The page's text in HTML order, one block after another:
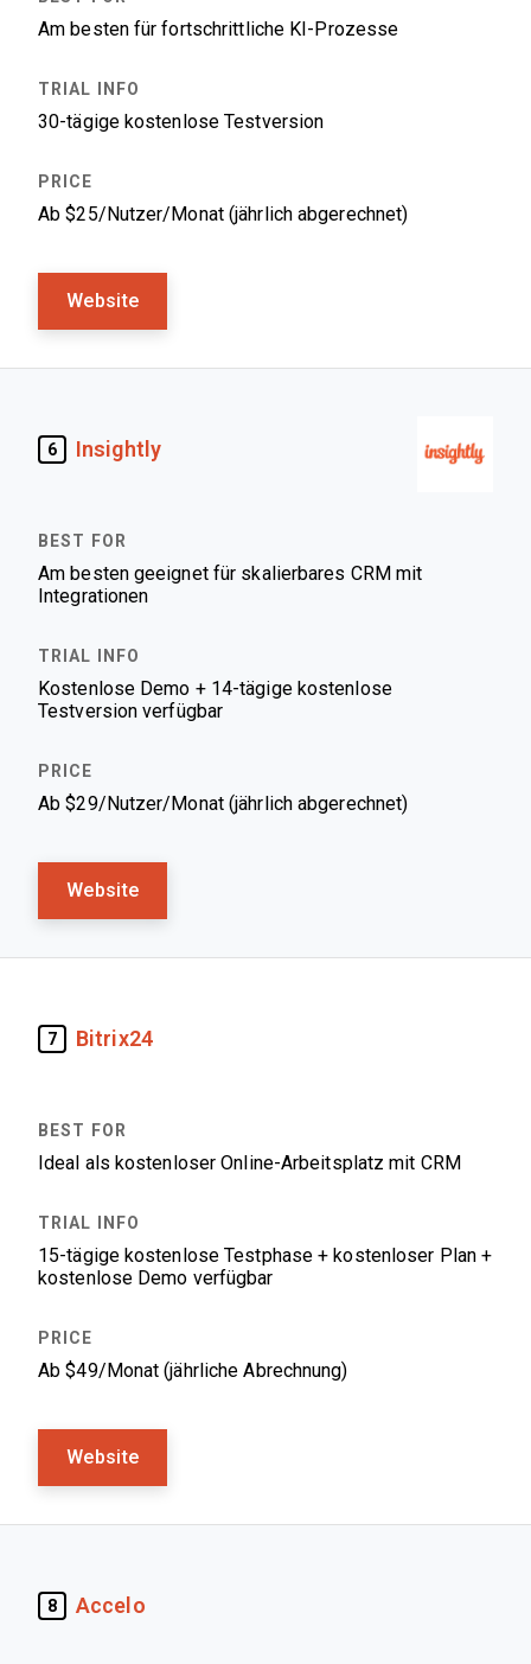
Am besten für fortschrittliche KI-Prozesse
30-tägige kostenlose Testversion
Ab $25/Nutzer/Monat (jährlich abgerechnet)
Website
6 Insightly
Am besten geeignet für skalierbares CRM mit
Integrationen
Kostenlose Demo + 14-tägige kostenlose
Testversion verfügbar
Ab $29/Nutzer/Monat (jährlich abgerechnet)
Website
7 Bitrix24
Ideal als kostenloser Online-Arbeitsplatz mit CRM
15-tägige kostenlose Testphase + kostenloser Plan +
kostenlose Demo verfügbar
Ab $49/Monat (jährliche Abrechnung)
Website
8 Accelo